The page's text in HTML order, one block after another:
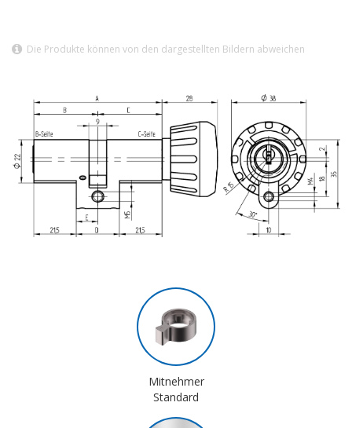
Die Produkte können von den dargestellten Bildern abweichen
Mitnehmer
Standard